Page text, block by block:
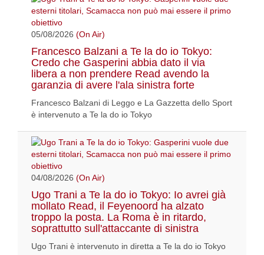
05/08/2026 (On Air)
Francesco Balzani a Te la do io Tokyo:
Credo che Gasperini abbia dato il via
libera a non prendere Read avendo la
garanzia di avere l'ala sinistra forte
Francesco Balzani di Leggo e La Gazzetta dello Sport
è intervenuto a Te la do io Tokyo
04/08/2026 (On Air)
Ugo Trani a Te la do io Tokyo: Io avrei già
mollato Read, il Feyenoord ha alzato
troppo la posta. La Roma è in ritardo,
soprattutto sull'attaccante di sinistra
Ugo Trani è intervenuto in diretta a Te la do io Tokyo